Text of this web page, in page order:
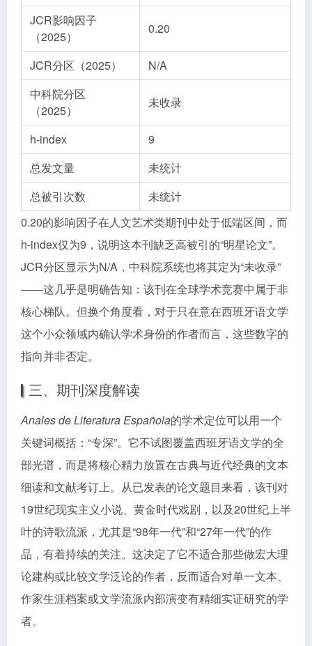
JCR影响因子
（2025）
0.20
JCR分区（2025）
N/A
中科院分区
（2025）
未收录
h-index
9
总发文量
未统计
总被引次数
未统计
0.20的影响因子在人文艺术类期刊中处于低端区间，而
h-index仅为9，说明这本刊缺乏高被引的“明星论文”。
JCR分区显示为N/A，中科院系统也将其定为“未收录”
——这几乎是明确告知：该刊在全球学术竞赛中属于非
核心梯队。但换个角度看，对于只在意在西班牙语文学
这个小众领域内确认学术身份的作者而言，这些数字的
指向并非否定。
三、期刊深度解读
Anales de Literatura Española的学术定位可以用一个
关键词概括：“专深”。它不试图覆盖西班牙语文学的全
部光谱，而是将核心精力放置在古典与近代经典的文本
细读和文献考订上。从已发表的论文题目来看，该刊对
19世纪现实主义小说、黄金时代戏剧，以及20世纪上半
叶的诗歌流派，尤其是“98年一代”和“27年一代”的作
品，有着持续的关注。这决定了它不适合那些做宏大理
论建构或比较文学泛论的作者，反而适合对单一文本、
作家生涯档案或文学流派内部演变有精细实证研究的学
者。